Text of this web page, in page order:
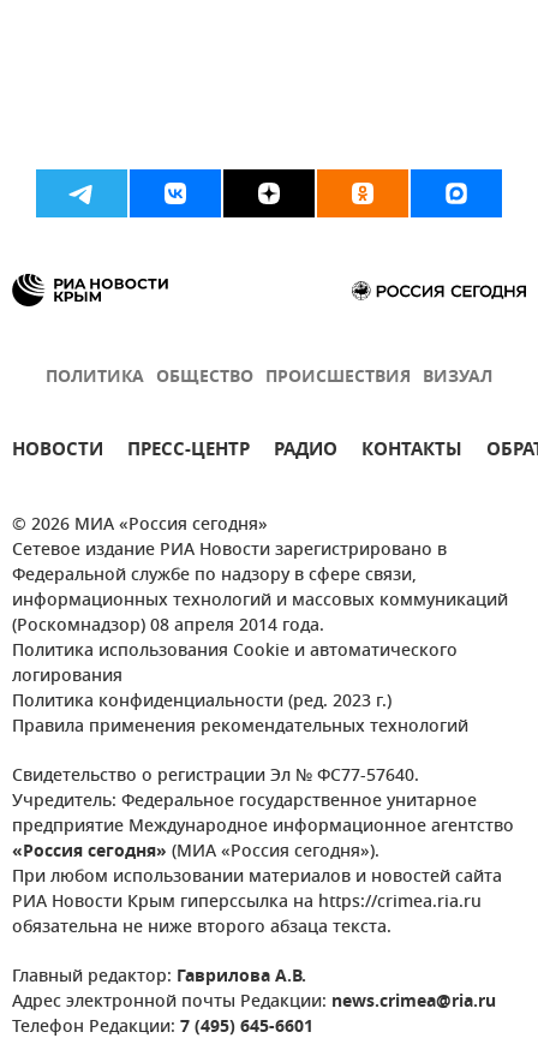
ПОЛИТИКА ОБЩЕСТВО ПРОИСШЕСТВИЯ ВИЗУАЛ
НОВОСТИ ПРЕСС-ЦЕНТР РАДИО КОНТАКТЫ
© 2026 МИА «Россия сегодня»
Сетевое издание РИА Новости зарегистрировано в
Федеральной службе по надзору в сфере связи,
информационных технологий и массовых коммуникаций
(Роскомнадзор) 08 апреля 2014 года.
Политика использования Cookie и автоматического
логирования
Политика конфиденциальности (ред. 2023 г.)
Правила применения рекомендательных технологий
Свидетельство о регистрации Эл № ФС77-57640.
Учредитель: Федеральное государственное унитарное
предприятие Международное информационное агентство
«Россия сегодня» (МИА «Россия сегодня»).
При любом использовании материалов и новостей сайта
РИА Новости Крым гиперссылка на https://crimea.ria.ru
обязательна не ниже второго абзаца текста.
Главный редактор: Гаврилова А.В.
Адрес электронной почты Редакции: news.crimea@ria.ru
Телефон Редакции: 7 (495) 645-6601